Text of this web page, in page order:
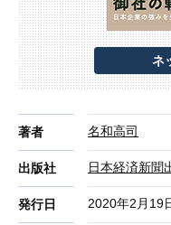
ネ
著者 名和高司
出版社 日本経済新聞
発行日 2020年2月19